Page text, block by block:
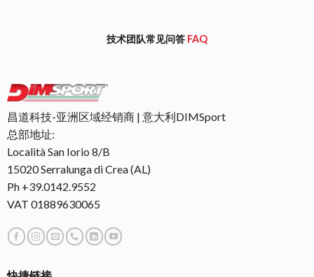
技术团队常见问答 FAQ
昌道科技-亚洲区域经销商 | 意大利DIMSport
总部地址:
Località San Iorio 8/B
15020 Serralunga di Crea (AL)
Ph +39.0142.9552
VAT 01889630065